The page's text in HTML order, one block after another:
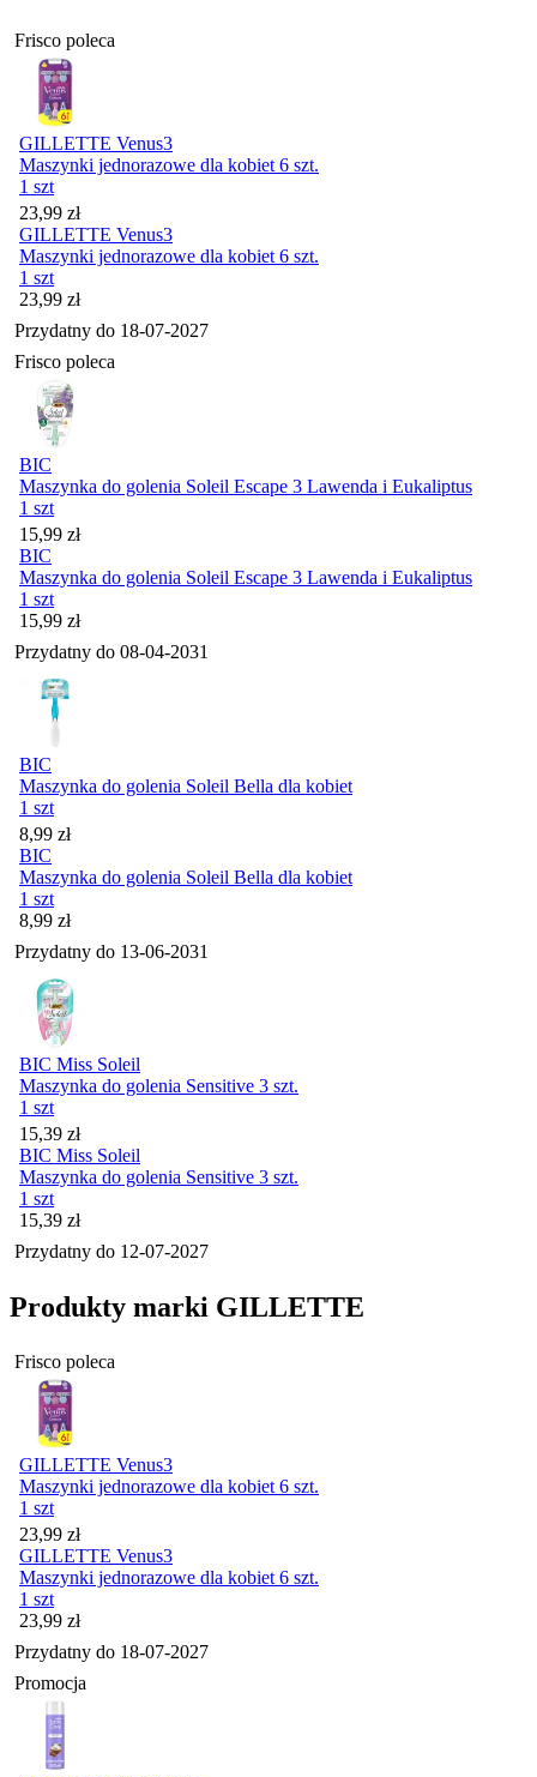
Frisco poleca
GILLETTE Venus3
Maszynki jednorazowe dla kobiet 6 szt.
1 szt
Cena
23,99 zł
GILLETTE Venus3
Maszynki jednorazowe dla kobiet 6 szt.
1 szt
Cena
23,99 zł
Przydatny do 18-07-2027
Frisco poleca
BIC
Maszynka do golenia Soleil Escape 3 Lawenda i Eukaliptus
1 szt
Cena
15,99 zł
BIC
Maszynka do golenia Soleil Escape 3 Lawenda i Eukaliptus
1 szt
Cena
15,99 zł
Przydatny do 08-04-2031
BIC
Maszynka do golenia Soleil Bella dla kobiet
1 szt
Cena
8,99 zł
BIC
Maszynka do golenia Soleil Bella dla kobiet
1 szt
Cena
8,99 zł
Przydatny do 13-06-2031
BIC Miss Soleil
Maszynka do golenia Sensitive 3 szt.
1 szt
Cena
15,39 zł
BIC Miss Soleil
Maszynka do golenia Sensitive 3 szt.
1 szt
Cena
15,39 zł
Przydatny do 12-07-2027
Produkty marki GILLETTE
Frisco poleca
GILLETTE Venus3
Maszynki jednorazowe dla kobiet 6 szt.
1 szt
Cena
23,99 zł
GILLETTE Venus3
Maszynki jednorazowe dla kobiet 6 szt.
1 szt
Cena
23,99 zł
Przydatny do 18-07-2027
Promocja